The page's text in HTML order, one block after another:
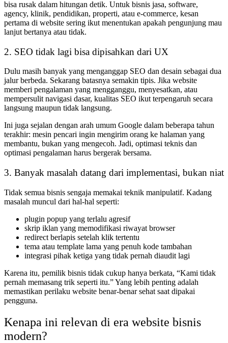
bisa rusak dalam hitungan detik. Untuk bisnis jasa, software,
agency, klinik, pendidikan, properti, atau e-commerce, kesan
pertama di website sering ikut menentukan apakah pengunjung mau
lanjut bertanya atau tidak.
2. SEO tidak lagi bisa dipisahkan dari UX
Dulu masih banyak yang menganggap SEO dan desain sebagai dua
jalur berbeda. Sekarang batasnya semakin tipis. Jika website
memberi pengalaman yang mengganggu, menyesatkan, atau
mempersulit navigasi dasar, kualitas SEO ikut terpengaruh secara
langsung maupun tidak langsung.
Ini juga sejalan dengan arah umum Google dalam beberapa tahun
terakhir: mesin pencari ingin mengirim orang ke halaman yang
membantu, bukan yang mengecoh. Jadi, optimasi teknis dan
optimasi pengalaman harus bergerak bersama.
3. Banyak masalah datang dari implementasi, bukan niat
Tidak semua bisnis sengaja memakai teknik manipulatif. Kadang
masalah muncul dari hal-hal seperti:
plugin popup yang terlalu agresif
skrip iklan yang memodifikasi riwayat browser
redirect berlapis setelah klik tertentu
tema atau template lama yang penuh kode tambahan
integrasi pihak ketiga yang tidak pernah diaudit lagi
Karena itu, pemilik bisnis tidak cukup hanya berkata, “Kami tidak
pernah memasang trik seperti itu.” Yang lebih penting adalah
memastikan perilaku website benar-benar sehat saat dipakai
pengguna.
Kenapa ini relevan di era website bisnis
modern?